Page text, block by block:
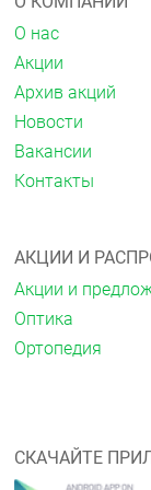
Выведение
Клиренс
между
печени
затем также
составляет
;бисопролола
нарушением
Показания
О нас
Акции
Архив акций
Новости
Вакансии
Контакты
АКЦИИ И
Акции и
Оптика
Ортопедия
СКАЧАЙТЕ